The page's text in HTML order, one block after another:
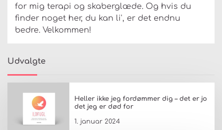
for mig terapi og skaberglæde. Og hvis du
finder noget her, du kan li', er det endnu
bedre. Velkommen!
Udvalgte
Heller ikke jeg fordømmer dig – det er jo
det jeg er død for
1. januar 2024